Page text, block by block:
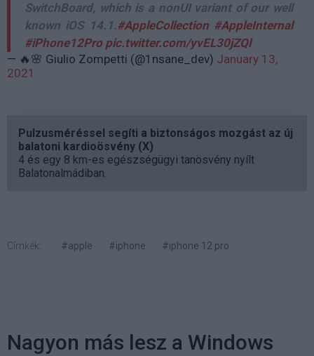
SwitchBoard, which is a nonUI variant of our well
known iOS 14.1.#AppleCollection #AppleInternal
#iPhone12Pro pic.twitter.com/yvEL30jZQl
— 🔥🌸 Giulio Zompetti (@1nsane_dev) January 13,
2021
Pulzusméréssel segíti a biztonságos mozgást az új
balatoni kardioösvény (X)
4 és egy 8 km-es egészségügyi tanösvény nyílt
Balatonalmádiban.
Címkék: #apple #iphone #iphone 12 pro
Nagyon más lesz a Windows